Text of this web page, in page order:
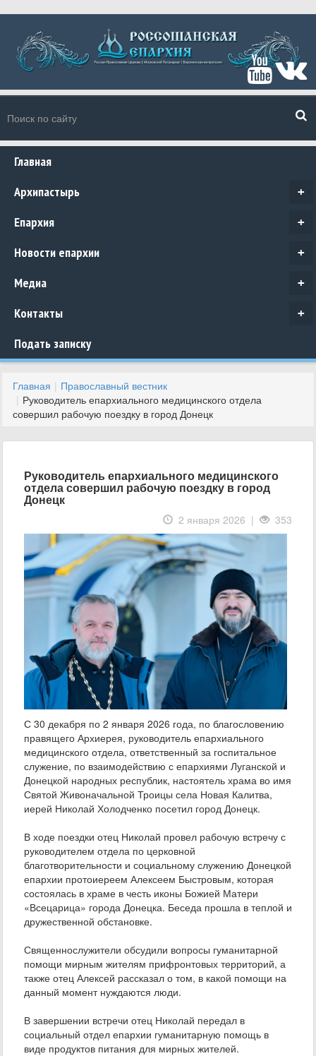
Главная
+
Архипастырь
+
Епархия
+
Новости епархии
+
Медиа
+
Контакты
Подать записку
Главная
Православный вестник
Руководитель епархиального медицинского отдела
совершил рабочую поездку в город Донецк
Руководитель епархиального медицинского
отдела совершил рабочую поездку в город
Донецк
2 января 2026 | 353
С 30 декабря по 2 января 2026 года, по благословению
правящего Архиерея, руководитель епархиального
медицинского отдела, ответственный за госпитальное
служение, по взаимодействию с епархиями Луганской и
Донецкой народных республик, настоятель храма во имя
Святой Живоначальной Троицы села Новая Калитва,
иерей Николай Холодченко посетил город Донецк.
В ходе поездки отец Николай провел рабочую встречу с
руководителем отдела по церковной
благотворительности и социальному служению Донецкой
епархии протоиереем Алексеем Быстровым, которая
состоялась в храме в честь иконы Божией Матери
«Всецарица» города Донецка. Беседа прошла в теплой и
дружественной обстановке.
Священнослужители обсудили вопросы гуманитарной
помощи мирным жителям прифронтовых территорий, а
также отец Алексей рассказал о том, в какой помощи на
данный момент нуждаются люди.
В завершении встречи отец Николай передал в
социальный отдел епархии гуманитарную помощь в
виде продуктов питания для мирных жителей.